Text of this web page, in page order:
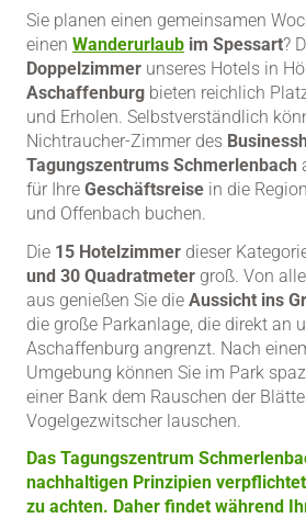
Sie planen einen gemeinsamen
einen Wanderurlaub im Spessart?
Doppelzimmer unseres Hotels in
Aschaffenburg bieten reichlich
und Erholen. Selbstverständlich
Nichtraucher-Zimmer des
Tagungszentrums Schmerlenbach
für Ihre Geschäftsreise in die
und Offenbach buchen.
Die 15 Hotelzimmer dieser
und 30 Quadratmeter groß. Von
aus genießen Sie die Aussicht ins
die große Parkanlage, die direkt an
Aschaffenburg angrenzt. Nach
Umgebung können Sie im Park
einer Bank dem Rauschen der
Vogelgezwitscher lauschen.
Das Tagungszentrum
nachhaltigen Prinzipien
zu achten. Daher findet während